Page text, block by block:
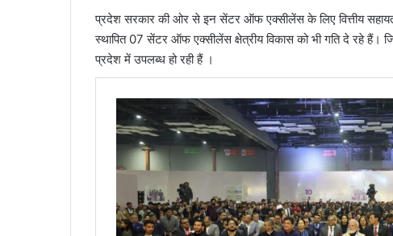
प्रदेश सरकार की ओर से इन सेंटर ऑफ एक्सीलेंस के लिए वित्तीय
स्थापित 07 सेंटर ऑफ एक्सीलेंस क्षेत्रीय विकास को भी गति दे रहे हैं।
प्रदेश में उपलब्ध हो रही हैं ।